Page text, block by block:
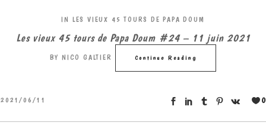
IN LES VIEUX 45 TOURS DE PAPA DOUM
Les vieux 45 tours de Papa Doum #24 – 11 juin 2021
BY NICO GALTIER Continue Reading
2021/06/11 0